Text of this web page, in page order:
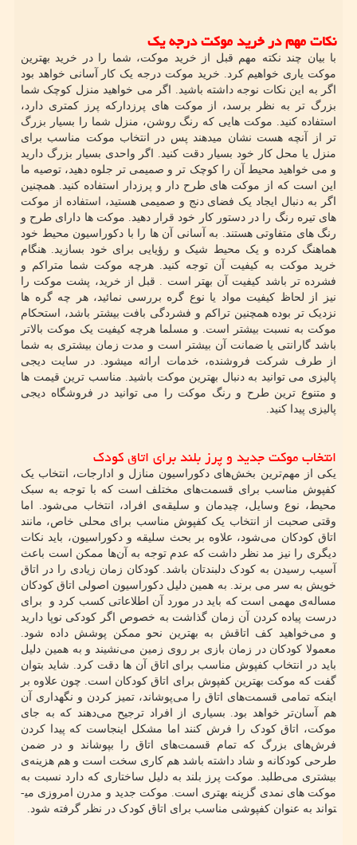
نکات مهم در خرید موکت درجه یک
با بیان چند نکته مهم قبل از خرید موکت، شما را در خرید بهترین
موکت یاری خواهیم کرد. خرید موکت درجه یک کار آسانی خواهد بود
اگر به این نکات نوجه داشته باشید. اگر می خواهید منزل کوچک شما
بزرگ تر به نظر برسد، از موکت های پرزدارکه پرز کمتری دارد،
استفاده کنید. موکت هایی که رنگ روشن، منزل شما را بسیار بزرگ
تر از آنچه هست نشان می­دهند پس در انتخاب موکت مناسب برای
منزل یا محل کار خود بسیار دقت کنید. اگر واحدی بسیار بزرگ دارید
و می خواهید محیط آن را کوچک تر و صمیمی تر جلوه دهید، توصیه ما
این است که از موکت های طرح دار و پرزدار استفاده کنید. همچنین
اگر به دنبال ایجاد یک فضای دنج و صمیمی هستید، استفاده از موکت
های تیره رنگ را در دستور کار خود قرار دهید. موکت ها دارای طرح و
رنگ های متفاوتی هستند. به آسانی آن ها را با دکوراسیون محیط خود
هماهنگ کرده و یک محیط شیک و رؤیایی برای خود بسازید. هنگام
خرید موکت به کیفیت آن توجه کنید. هرچه موکت شما متراکم و
فشرده تر باشد کیفیت آن بهتر است . قبل از خرید، پشت موکت را
نیز از لحاظ کیفیت مواد یا نوع گره بررسی نمائید، هر چه گره ها
نزدیک تر بوده همچنین تراکم و فشردگی بافت بیشتر باشد، استحکام
موکت به نسبت بیشتر است. و مسلما هرچه کیفیت یک موکت بالاتر
باشد گارانتی یا ضمانت آن بیشتر است و مدت زمان بیشتری به شما
از طرف شرکت فروشنده، خدمات ارائه می­شود. در سایت دیجی
پالیزی می توانید به دنبال بهترین موکت باشید. مناسب ترین قیمت ها
و متنوع ترین طرح و رنگ موکت را می توانید در فروشگاه دیجی
پالیزی پیدا کنید.
انتخاب موکت جدید و پرز بلند برای اتاق کودک
یکی از مهم‌ترین بخش‌های دکوراسیون منازل و ادارجات، انتخاب یک
کفپوش مناسب برای قسمت‌های مختلف است که با توجه به سبک
محیط، نوع وسایل، چیدمان و سلیقه‌ی افراد، انتخاب می‌شود. اما
وقتی صحبت از انتخاب یک کفپوش مناسب برای محلی خاص، مانند
اتاق کودکان می‌شود، علاوه بر بحث سلیقه و دکوراسیون، باید نکات
دیگری را نیز مد نظر داشت که عدم توجه به آن‌ها ممکن است باعث
آسیب رسیدن به کودک دلبندتان باشد. کودکان زمان زیادی را در اتاق
خویش به سر می برند. به همین دلیل دکوراسیون اصولی اتاق کودکان
مساله‌ی مهمی است که باید در مورد آن اطلاعاتی کسب کرد و برای
درست پیاده کردن آن زمان گذاشت به خصوص اگر کودکی نوپا دارید
و می‌خواهید کف اتاقش به بهترین نحو ممکن پوشش داده شود.
معمولا کودکان در زمان بازی بر روی زمین می‌نشیند و به همین دلیل
باید در انتخاب کفپوش مناسب برای اتاق آن ها دقت کرد. شاید بتوان
گفت که موکت بهترین کفپوش برای اتاق کودکان است. چون علاوه بر
اینکه تمامی قسمت‌های اتاق را می‌پوشاند، تمیز کردن و نگهداری آن
هم آسان‌تر خواهد بود. بسیاری از افراد ترجیح می‌دهند که به جای
موکت، اتاق کودک را فرش کنند اما مشکل اینجاست که پیدا کردن
فرش‌های بزرگ که تمام قسمت‌های اتاق را بپوشاند و در ضمن
طرحی کودکانه و شاد داشته باشد هم کاری سخت است و هم هزینه‌ی
بیشتری می‌طلبد. موکت پرز بلند به دلیل ساختاری که دارد نسبت به
موکت های نمدی گزینه بهتری است. موکت جدید و مدرن امروزی می­
تواند به عنوان کفپوشی مناسب برای اتاق کودک در نظر گرفته شود.